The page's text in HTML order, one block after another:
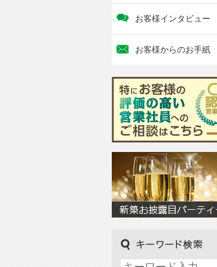
お客様インタビュー
お客様からのお手紙